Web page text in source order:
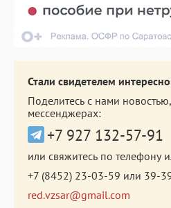
Стали свидетелем
Поделитесь с нами
мессенджерах:
+7 927 132-57-91
или свяжитесь по телефону
+7 (8452) 23-03-59 или 39-
red.vzsar@gmail.com